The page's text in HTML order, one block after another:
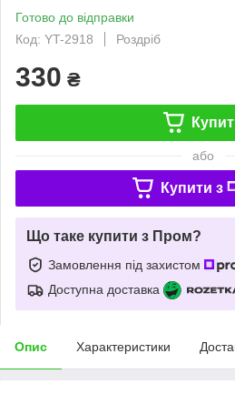
Готово до відправки
Код: YT-2918
Роздріб
330 ₴
або
Купити з
Що таке купити з Пром?
Замовлення під захистом
Доступна доставка
Опис Характеристики